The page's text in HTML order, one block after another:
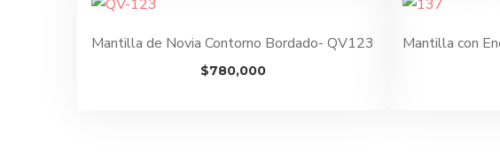
Mantilla de Novia Contorno Bordado- QV123
$780,000
Mantilla con